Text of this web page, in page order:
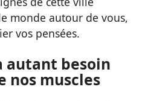
monde autour de vous,
vos pensées.
autant besoin
nos muscles